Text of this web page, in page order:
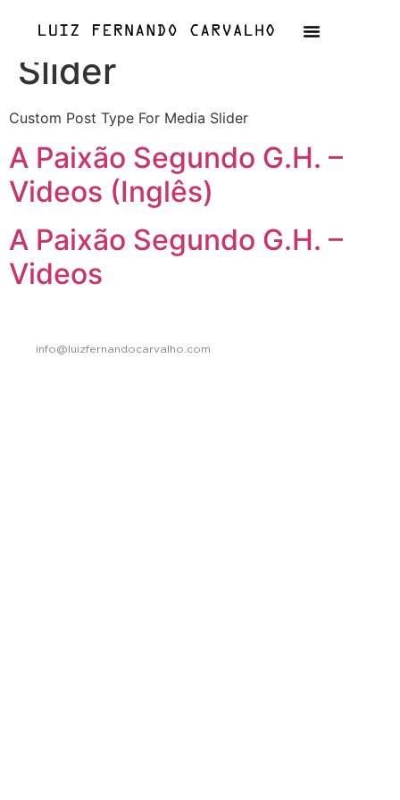
Archives: Media
Slider
Custom Post Type For Media Slider
A Paixão Segundo G.H. –
Videos (Inglês)
A Paixão Segundo G.H. –
Videos
info@luizfernandocarvalho.com